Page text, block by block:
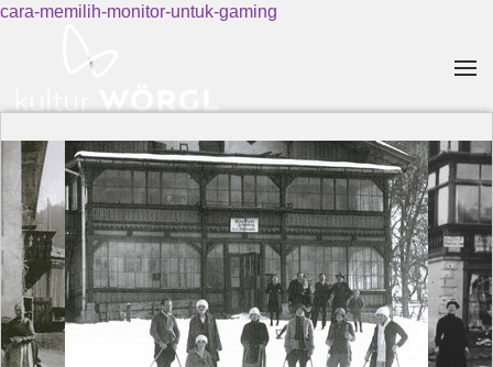
cara-memilih-monitor-untuk-gaming